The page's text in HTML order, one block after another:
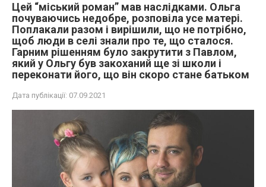
Цей “міський роман” мав наслідками. Ольга
почуваючись недобре, розповіла усе матері.
Поплакали разом і вирішили, що не потрібно,
щоб люди в селі знали про те, що сталося.
Гарним рішенням було закрутити з Павлом,
який у Ольгу був закоханий ще зі школи і
переконати його, що він скоро стане батьком
Дата публікації: 07.09.2021